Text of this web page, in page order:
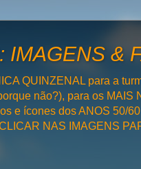
&
QUINZENAL para a
não?), para os
e ícones dos ANOS 50/
NAS IMAGENS